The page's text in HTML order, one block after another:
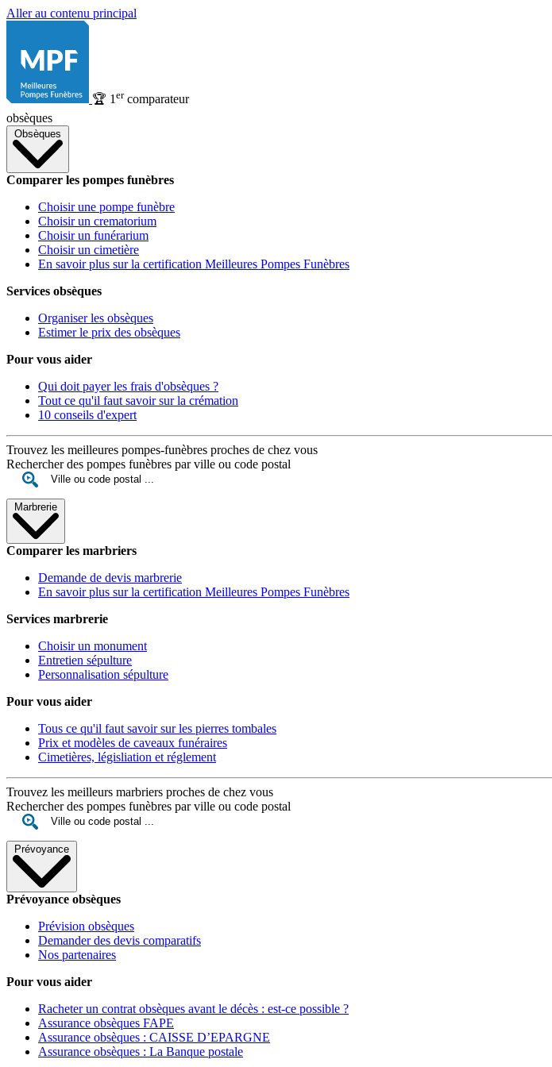
Aller au contenu principal
🏆 1 ercomparateur
obsèques
Obsèques
Comparer les pompes funèbres
Choisir une pompe funèbre
Choisir un crematorium
Choisir un funérarium
Choisir un cimetière
En savoir plus sur la certification Meilleures Pompes Funèbres
Services obsèques
Organiser les obsèques
Estimer le prix des obsèques
Pour vous aider
Qui doit payer les frais d'obsèques ?
Tout ce qu'il faut savoir sur la crémation
10 conseils d'expert
Trouvez les meilleures pompes-funèbres proches de chez vous
Rechercher des pompes funèbres par ville ou code postal
Marbrerie
Comparer les marbriers
Demande de devis marbrerie
En savoir plus sur la certification Meilleures Pompes Funèbres
Services marbrerie
Choisir un monument
Entretien sépulture
Personnalisation sépulture
Pour vous aider
Tous ce qu'il faut savoir sur les pierres tombales
Prix et modèles de caveaux funéraires
Cimetières, législiation et réglement
Trouvez les meilleurs marbriers proches de chez vous
Rechercher des pompes funèbres par ville ou code postal
Prévoyance
Prévoyance obsèques
Prévision obsèques
Demander des devis comparatifs
Nos partenaires
Pour vous aider
Racheter un contrat obsèques avant le décès : est-ce possible ?
Assurance obsèques FAPE
Assurance obsèques : CAISSE D’EPARGNE
Assurance obsèques : La Banque postale